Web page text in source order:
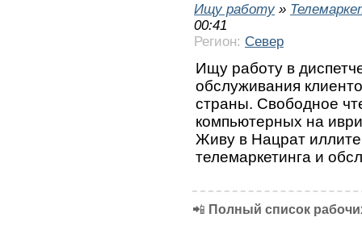
Ищу работу »
00:41
Регион: Север
Ищу работу в
обслуживания
страны. Свободное
компьютерных на
Живу в Нацрат
телемаркетинга и
📲 Полный список